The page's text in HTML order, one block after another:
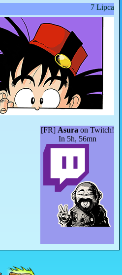
7 Lipca
[FR] Asura on Twitch!
In 5h, 56mn